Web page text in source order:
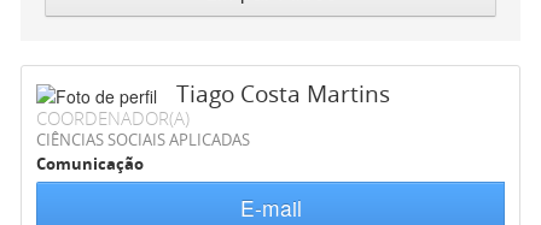
Tiago Costa Martins
COORDENADOR(A)
CIÊNCIAS SOCIAIS APLICADAS
Comunicação
E-mail